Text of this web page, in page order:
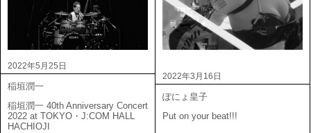
2022年5月25日
稲垣潤一
稲垣潤一 40th Anniversary Concert
2022 at TOKYO・J:COM HALL
HACHIOJI
2022年3月16日
ぽにょ皇子
Put on your beat!!!